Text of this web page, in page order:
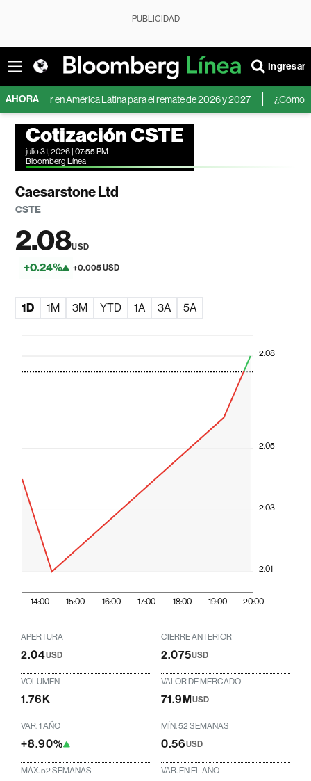
PUBLICIDAD
Ingresar
AHORAen América Latina para el remate de 2026 y 2027 ¿Cómo invertir
Cotización CSTE
julio 31, 2026 | 07:55 PM
Bloomberg Línea
Caesarstone Ltd
CSTE
2.08USD
+0.24% +0.005 USD
1D 1M 3M YTD 1A 3A 5A
14:00 15:00 16:00 17:00 18:00 19:00 20:00
2.01
2.03
2.05
2.08
APERTURA
2.04USD
CIERRE ANTERIOR
2.075USD
VOLUMEN
1.76K
VALOR DE MERCADO
71.9MUSD
VAR. 1 AÑO
+8.90%
MÍN. 52 SEMANAS
0.56USD
MÁX. 52 SEMANAS VAR. EN EL AÑO